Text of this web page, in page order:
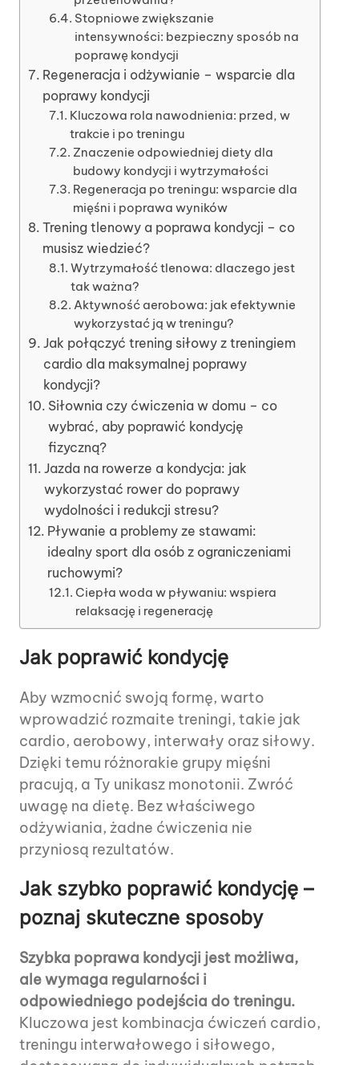
Stopniowe zwiększanie
intensywności: bezpieczny sposób na
poprawę kondycji
Regeneracja i odżywianie – wsparcie dla
poprawy kondycji
Kluczowa rola nawodnienia: przed, w
trakcie i po treningu
Znaczenie odpowiedniej diety dla
budowy kondycji i wytrzymałości
Regeneracja po treningu: wsparcie dla
mięśni i poprawa wyników
Trening tlenowy a poprawa kondycji – co
musisz wiedzieć?
Wytrzymałość tlenowa: dlaczego jest
tak ważna?
Aktywność aerobowa: jak efektywnie
wykorzystać ją w treningu?
Jak połączyć trening siłowy z treningiem
cardio dla maksymalnej poprawy
kondycji?
Siłownia czy ćwiczenia w domu – co
wybrać, aby poprawić kondycję
fizyczną?
Jazda na rowerze a kondycja: jak
wykorzystać rower do poprawy
wydolności i redukcji stresu?
Pływanie a problemy ze stawami:
idealny sport dla osób z ograniczeniami
ruchowymi?
Ciepła woda w pływaniu: wspiera
relaksację i regenerację
Jak poprawić kondycję
Aby wzmocnić swoją formę, warto
wprowadzić rozmaite treningi, takie jak
cardio, aerobowy, interwały oraz siłowy.
Dzięki temu różnorakie grupy mięśni
pracują, a Ty unikasz monotonii. Zwróć
uwagę na dietę. Bez właściwego
odżywiania, żadne ćwiczenia nie
przyniosą rezultatów.
Jak szybko poprawić kondycję –
poznaj skuteczne sposoby
Szybka poprawa kondycji jest możliwa,
ale wymaga regularności i
odpowiedniego podejścia do treningu.
Kluczowa jest kombinacja ćwiczeń cardio,
treningu interwałowego i siłowego,